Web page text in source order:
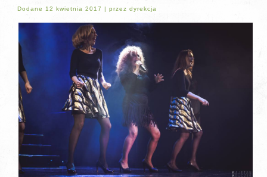
Dodane 12 kwietnia 2017 |przez dyrekcja